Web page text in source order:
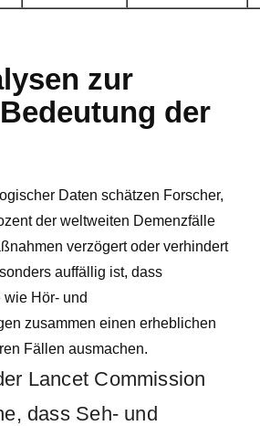
zur
der
Daten schätzen Forscher,
der weltweiten Demenzfälle
verzögert oder verhindert
auffällig ist, dass
Hör- und
zusammen einen erheblichen
Fällen ausmachen.
Lancet Commission
dass Seh- und